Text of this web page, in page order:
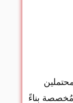
بناءً